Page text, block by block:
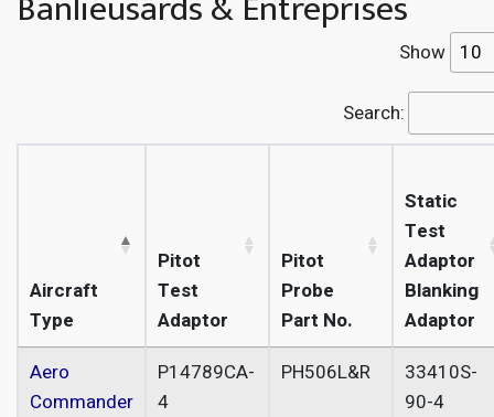
Show
Search:
Aircraft
Type
Pitot
Test
Adaptor
Pitot
Probe
Part No.
Static
Test
Adaptor
Blanking
Adaptor
Aero
Commander
P14789CA-
4
PH506L&R
33410S-
90-4